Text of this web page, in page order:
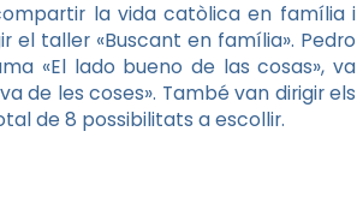
la vida catòlica en família i
el taller «Buscant en família». Pedro
«El lado bueno de las cosas», va
de les coses». També van dirigir els
de 8 possibilitats a escollir.